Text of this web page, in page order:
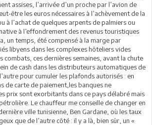
assises, l’arrivée d’un proche par l’avion de
être les euros nécessaires à l’achèvement de la
à l’achat de quelques arpents de palmiers ou
à l’effondrement des revenus touristiques
un temps, été compensé à la marge par
libyens dans les complexes hôteliers vides
combats, ces dernières semaines, avant la chute
de cash dans les distributeurs automatiques de
pour cumuler les plafonds autorisés : en
de carte de paiement,les banques ne
prix sont exorbitants dans ce pays délabré mais
Le chauffeur me conseille de changer en
ville tunisienne, Ben Gardane, où les taux
que de l’autre côté : il y a là, bien sûr, un «